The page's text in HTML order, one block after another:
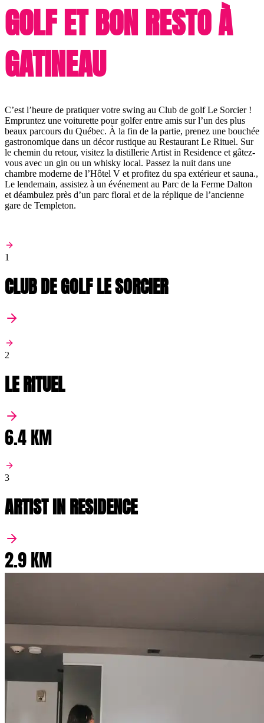
GOLF ET BON RESTO À
GATINEAU
C’est l’heure de pratiquer votre swing au Club de golf Le Sorcier !
Empruntez une voiturette pour golfer entre amis sur l’un des plus
beaux parcours du Québec. À la fin de la partie, prenez une bouchée
gastronomique dans un décor rustique au Restaurant Le Rituel. Sur
le chemin du retour, visitez la distillerie Artist in Residence et gâtez-
vous avec un gin ou un whisky local. Passez la nuit dans une
chambre moderne de l’Hôtel V et profitez du spa extérieur et sauna.,
Le lendemain, assistez à un événement au Parc de la Ferme Dalton
et déambulez près d’un parc floral et de la réplique de l’ancienne
gare de Templeton.
1
CLUB DE GOLF LE SORCIER
2
LE RITUEL
6.4 KM
3
ARTIST IN RESIDENCE
2.9 KM